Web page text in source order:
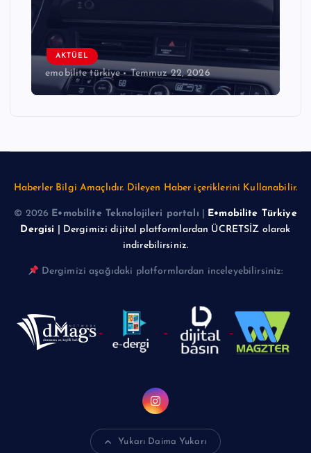
AKTÜEL
emobilite türkiye Temmuz 22, 2026
Haberler Bilgi Amaçlıdır. Dileyen Haber içeriklerini Kullanabilir.
© 2026 E•mobilite Teknolojileri portalı
E•mobilite Türkiye
Dergisi | Dergimizi dijital platformlardan ÜCRETSİZ olarak
indirebilirsiniz.
Dergimizi aşağıdaki platformlardan inceleyebilirsiniz:
Yukarı Daima Yukarı